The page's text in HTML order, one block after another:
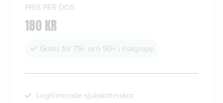
PRIS PER DOS
180 KR
Gratis för 75+ och 50+ i riskgrupp
Legitimerade sjuksköterskor